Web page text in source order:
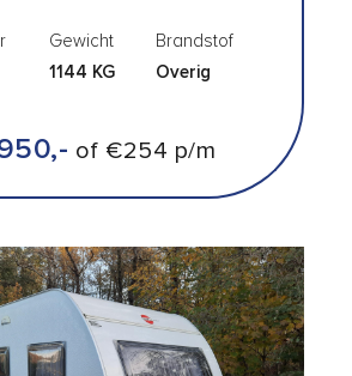
Gewicht
1144 KG
Brandstof
Overig
of €254 p/m